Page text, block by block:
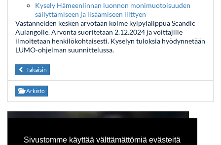
Sivustomme käyttää välttämättömiä evästeitä
Kysely Hämeenlinnan luonnon monimuotoisuuden
säilyttämiseen ja lisäämiseen liittyen
Vastanneiden kesken arvotaan kolme kylpylälippua Scandic
Aulangolle. Arvonta suoritetaan 2.12.2024 ja voittajille
ilmoitetaan henkilökohtaisesti. Kyselyn tuloksia hyödynnetään
LUMO-ohjelman suunnittelussa.
Takaisin
Arkisto